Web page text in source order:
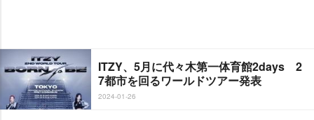
ITZY、5月に代々木第一体育館2days 2
7都市を回るワールドツアー発表
2024-01-26